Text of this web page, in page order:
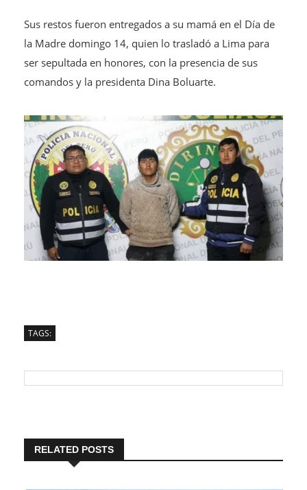
Sus restos fueron entregados a su mamá en el Día de
la Madre domingo 14, quien lo trasladó a Lima para
ser sepultada en honores, con la presencia de sus
comandos y la presidenta Dina Boluarte.
TAGS:
RELATED POSTS